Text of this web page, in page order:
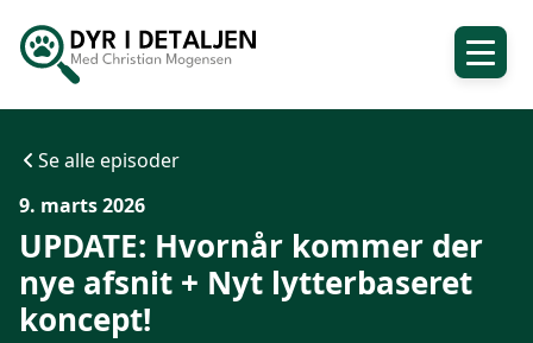
Se alle episoder
9. marts 2026
UPDATE: Hvornår kommer der
nye afsnit + Nyt lytterbaseret
koncept!